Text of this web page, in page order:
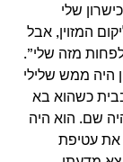
שלי
המזוין, אבל
מזה שלי”.
היה ממש שלילי
כשהוא בא
שם. הוא היה
את עטיפת